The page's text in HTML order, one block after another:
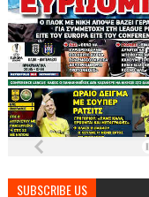
SUBSCRIBE US